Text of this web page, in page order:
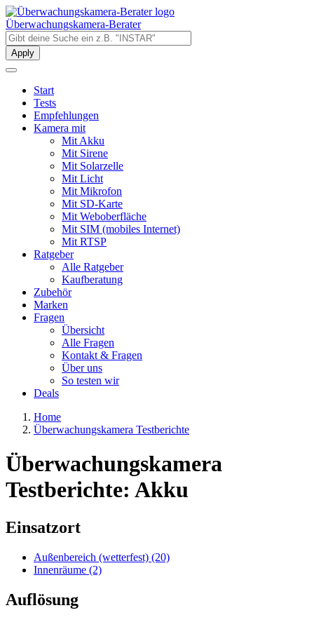
Direkt
zum
Inhalt
Überwachungskamera-Berater
Start
Tests
Empfehlungen
Kamera mit
Mit Akku
Mit Sirene
Mit Solarzelle
Mit Licht
Mit Mikrofon
Mit SD-Karte
Mit Weboberfläche
Mit SIM (mobiles Internet)
Mit RTSP
Ratgeber
Alle Ratgeber
Kaufberatung
Zubehör
Marken
Fragen
Übersicht
Alle Fragen
Kontakt & Fragen
Über uns
So testen wir
Deals
Home
Überwachungskamera Testberichte
Überwachungskamera
Testberichte: Akku
Einsatzort
Außenbereich (wetterfest) (20)
Innenräume (2)
Auflösung